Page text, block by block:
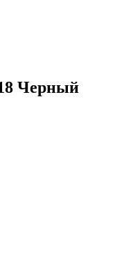
Черный